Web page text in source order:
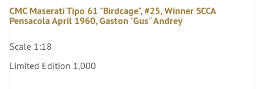
CMC Maserati Tipo 61 "Birdcage", #25, Winner SCCA
Pensacola April 1960, Gaston "Gus" Andrey
Scale 1:18
Limited Edition 1,000